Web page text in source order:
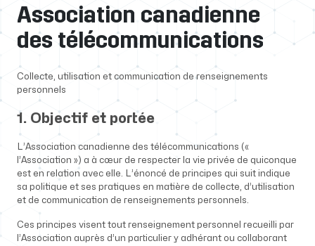
Association canadienne
des télécommunications
Collecte, utilisation et communication de renseignements
personnels
1. Objectif et portée
L’Association canadienne des télécommunications («
l’Association ») a à cœur de respecter la vie privée de quiconque
est en relation avec elle. L’énoncé de principes qui suit indique
sa politique et ses pratiques en matière de collecte, d’utilisation
et de communication de renseignements personnels.
Ces principes visent tout renseignement personnel recueilli par
l’Association auprès d’un particulier y adhérant ou collaborant